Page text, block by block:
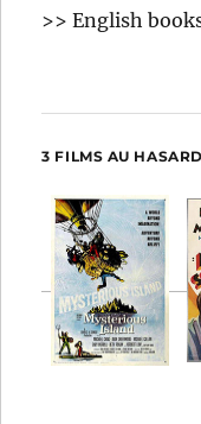
>> English
3 FILMS AU HASARD